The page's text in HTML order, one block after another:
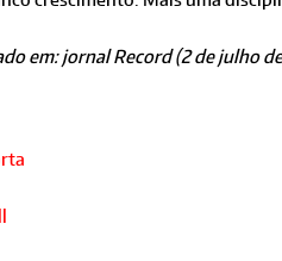
em: jornal Record (2 de julho